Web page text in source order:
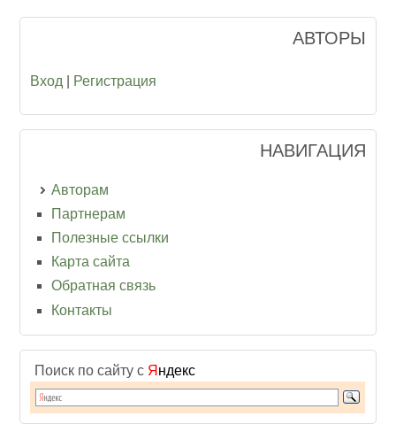
АВТОРЫ
Вход Регистрация
НАВИГАЦИЯ
Авторам
Партнерам
Полезные ссылки
Карта сайта
Обратная связь
Контакты
Поиск по сайту с Я ндекс